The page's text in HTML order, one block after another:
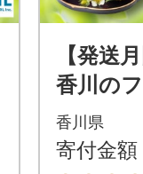
【発送
香川の
7回
香川県
寄付金額